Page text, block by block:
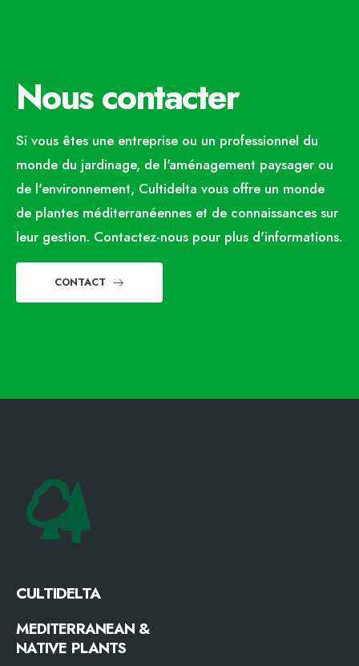
Nous contacter
Si vous êtes une entreprise ou un professionnel du
monde du jardinage, de l'aménagement paysager ou
de l'environnement, Cultidelta vous offre un monde
de plantes méditerranéennes et de connaissances sur
leur gestion. Contactez-nous pour plus d'informations.
CONTACT
CULTIDELTA
MEDITERRANEAN &
NATIVE PLANTS